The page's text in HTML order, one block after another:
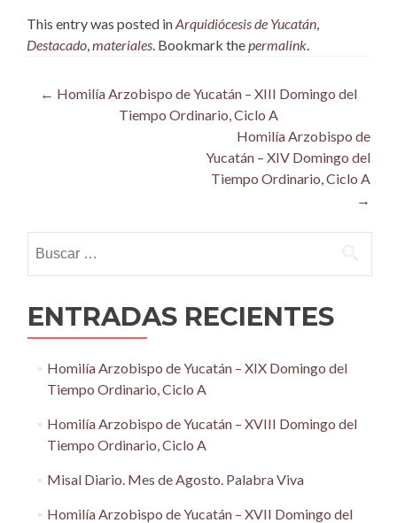
This entry was posted inArquidiócesis de Yucatán
Destacado materiales . Bookmark the permalink
Post
navigation
← Homilía Arzobispo de Yucatán – XIII Domingo del
Tiempo Ordinario, Ciclo A
Homilía Arzobispo de
Yucatán – XIV Domingo del
Tiempo Ordinario, Ciclo A
→
ENTRADAS RECIENTES
Homilía Arzobispo de Yucatán – XIX Domingo del
Tiempo Ordinario, Ciclo A
Homilía Arzobispo de Yucatán – XVIII Domingo del
Tiempo Ordinario, Ciclo A
Misal Diario. Mes de Agosto. Palabra Viva
Homilía Arzobispo de Yucatán – XVII Domingo del